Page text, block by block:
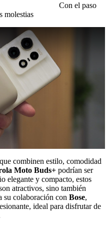
Con el paso
molestias
combinen estilo, comodidad
Moto Buds+ podrían ser
elegante y compacto, estos
atractivos, sino también
su colaboración con Bose,
ideal para disfrutar de